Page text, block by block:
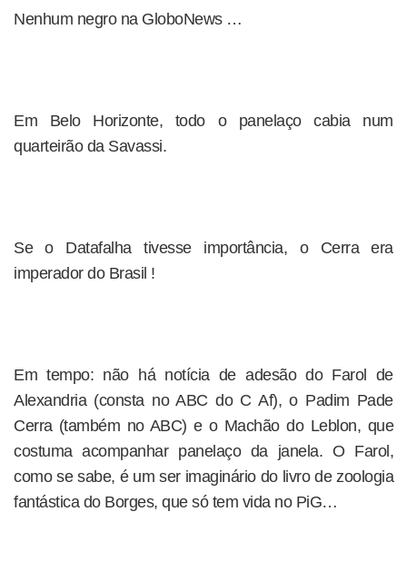
Nenhum negro na GloboNews …
Em Belo Horizonte, todo o panelaço cabia num
quarteirão da Savassi.
Se o Datafalha tivesse importância, o Cerra era
imperador do Brasil !
Em tempo: não há notícia de adesão do Farol de
Alexandria (consta no ABC do C Af), o Padim Pade
Cerra (também no ABC) e o Machão do Leblon, que
costuma acompanhar panelaço da janela. O Farol,
como se sabe, é um ser imaginário do livro de zoologia
fantástica do Borges, que só tem vida no PiG…